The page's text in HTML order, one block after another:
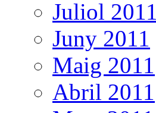
Juliol 2011
Juny 2011
Maig 2011
Abril 2011